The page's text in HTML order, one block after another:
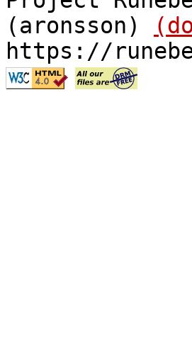
(aronsson)
https://